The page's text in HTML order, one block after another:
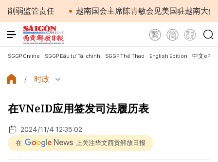
管责任 越南国会主席陈青敏会见美国驻越南大使詹妮弗
SGGP Online SGGP Đầu tư Tài chính SGGP Thể Thao English Edition 中文
时政
在VNeID应用签发司法履历表
2024/11/4 12:35:02
在 上关注华文西贡解放日报